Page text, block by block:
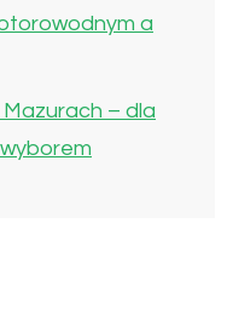
a
– dla